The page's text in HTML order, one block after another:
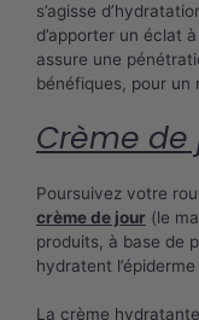
s’agisse
d’apporter un éclat
assure une
bénéfiques, pour un
Crème de
Poursuivez votre
crème de jour (le
produits, à base de
hydratent
La crème